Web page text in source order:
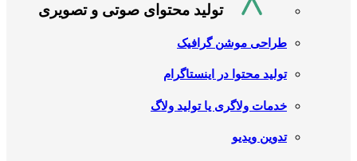
تولید محتوای صوتی و تصویری
طراحی موشن گرافیک
تولید محتوا در اینستاگرام
خدمات ولاگری یا تولید ولاگ
تدوین ویدیو